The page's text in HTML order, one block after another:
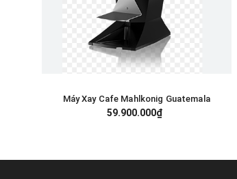
GIỎ HÀNG
Máy Xay Cafe Mahlkonig Guatemala
59.900.000₫